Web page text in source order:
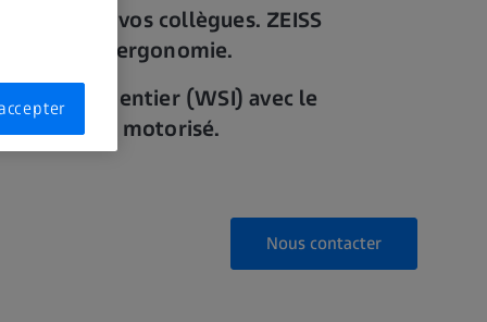
la santé de vos collègues. ZEISS
belle à l'ergonomie.
en entier (WSI) avec le
7 motorisé.
Nous contacter